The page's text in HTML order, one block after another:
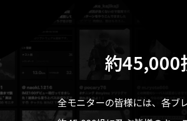
約45,000
全モニターの皆様には、各ブ